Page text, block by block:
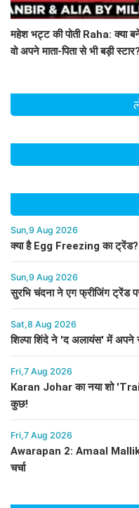
महेश भट्ट की पोती Raha: क्या
वो अपने माता-पिता से भी बड़ी स्टार?
Sun,9 Aug 2026
क्या है Egg Freezing का ट्रेंड?
Sun,9 Aug 2026
सुरभि चंदना ने एग फ्रीजिंग ट्रेंड
Sat,8 Aug 2026
शिल्पा शिंदे ने 'द अलायंस' में अपने
Fri,7 Aug 2026
Karan Johar का नया शो
कुछ!
Fri,7 Aug 2026
Awarapan 2: Amaal
चर्चा